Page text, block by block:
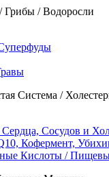
Грибы / Водоросли
Система /
Сосудов и
Кофермент,
Кислоты /